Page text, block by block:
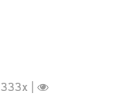
333x |